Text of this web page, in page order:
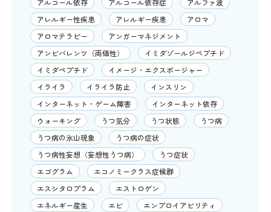
アルコール依存
アルコール依存症
アルファ波
アレルギー性疾患
アレルギー疾患
アロマ
アロマテラピー
アンガーマネジメント
アンビバレンツ（両価性）
イミダゾールジペプチド
イミダペプチド
イメージ・エクスポージャー
イライラ
イライラ防止
インスリン
インターネット・ゲーム障害
インターネット依存
ウォーキング
うつ気分 うつ状態
うつ病
うつ病の氷山現象
うつ病の症状
うつ病性妄想（妄想性うつ病）
うつ症状
エゴグラム
エコノミークラス症候群
エスシタロプラム
エストロゲン
エネルギー産生
エビ
エンプロイアビリティ